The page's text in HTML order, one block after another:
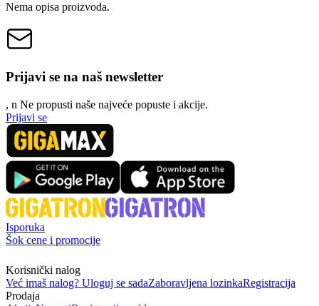
Nema opisa proizvoda.
Prijavi se na naš newsletter
, n Ne propusti naše najveće popuste i akcije.
Prijavi se
Isporuka
Šok cene i promocije
Korisnički nalog
Već imaš nalog? Uloguj se sadaZaboravljena lozinkaRegistracija
Prodaja